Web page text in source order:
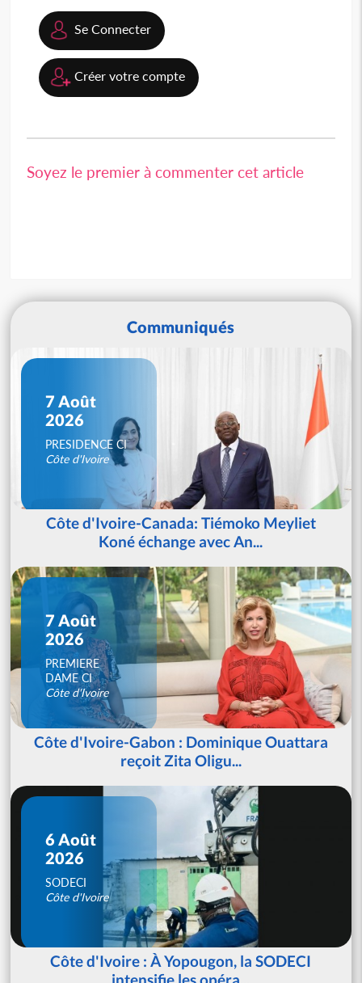
Se Connecter
Créer votre compte
Soyez le premier à commenter cet article
Communiqués
7 Août
2026
PRESIDENCE CI
Côte d'Ivoire
Côte d'Ivoire-Canada: Tiémoko Meyliet
Koné échange avec An...
7 Août
2026
PREMIERE
DAME CI
Côte d'Ivoire
Côte d'Ivoire-Gabon : Dominique Ouattara
reçoit Zita Oligu...
6 Août
2026
SODECI
Côte d'Ivoire
Côte d'Ivoire : À Yopougon, la SODECI